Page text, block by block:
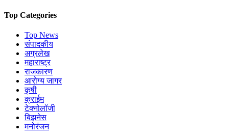
Top Categories
Top News
संपादकीय
अग्रलेख
महाराष्ट्र
राजकारण
आरोग्य जागर
कृषी
क्राईम
टेक्नोलॉजी
बिझनेस
मनोरंजन